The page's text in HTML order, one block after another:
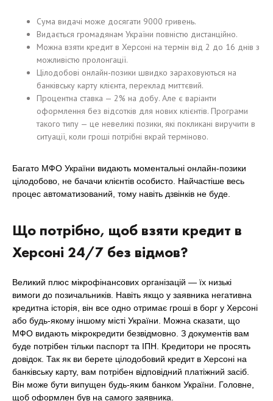
Сума видачі може досягати 9000 гривень.
Видається громадянам України повністю дистанційно.
Можна взяти кредит в Херсоні на термін від 2 до 16 днів з
можливістю пролонгації.
Цілодобові онлайн-позики швидко зараховуються на
банківську карту клієнта, переклад миттєвий.
Процентна ставка — 2% на добу. Але є варіанти
оформлення без відсотків для нових клієнтів. Програми
такого типу — це невеликі позики, які покликані виручити в
ситуації, коли гроші потрібні вкрай терміново.
Багато МФО України видають моментальні онлайн-позики
цілодобово, не бачачи клієнтів особисто. Найчастіше весь
процес автоматизований, тому навіть дзвінків не буде.
Що потрібно, щоб взяти кредит в
Херсоні 24/7 без відмов?
Великий плюс мікрофінансових організацій — їх низькі
вимоги до позичальників. Навіть якщо у заявника негативна
кредитна історія, він все одно отримає гроші в борг у Херсоні
або будь-якому іншому місті України. Можна сказати, що
МФО видають мікрокредити безвідмовно. З документів вам
буде потрібен тільки паспорт та ІПН. Кредитори не просять
довідок. Так як ви берете цілодобовий кредит в Херсоні на
банківську карту, вам потрібен відповідний платіжний засіб.
Він може бути випущен будь-яким банком України. Головне,
щоб оформлен був на самого заявника.